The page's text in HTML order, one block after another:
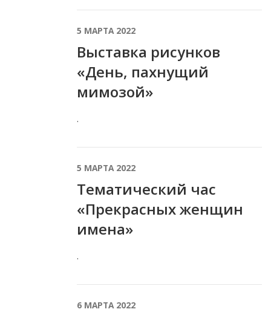
5 МАРТА 2022
Выставка рисунков
«День, пахнущий
мимозой»
.
5 МАРТА 2022
Тематический час
«Прекрасных женщин
имена»
.
6 МАРТА 2022